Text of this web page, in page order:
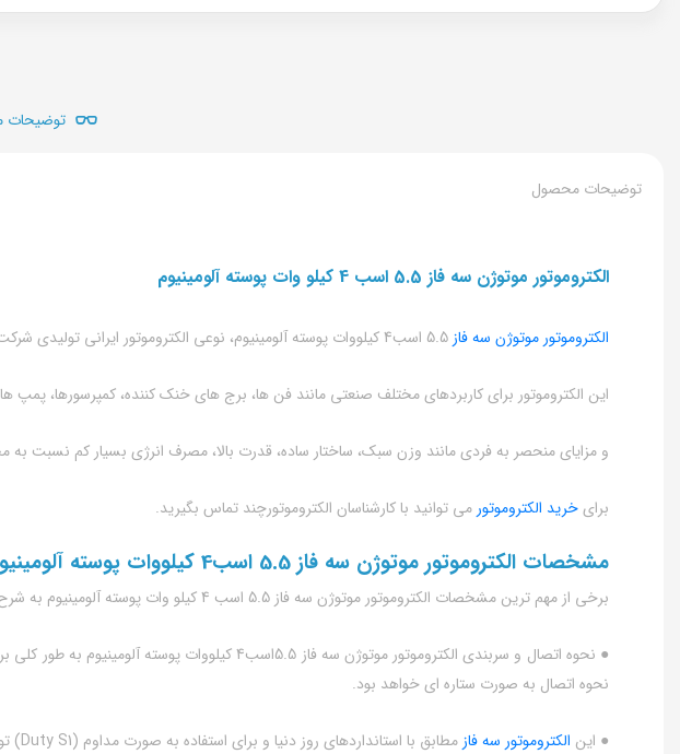
توضیحات محصول
الکتروموتور موتوژن سه فاز 5.5 اسب 4 کیلو وات پوسته آلومینیوم
الکتروموتور موتوژن سه فاز
این الکتروموتور برای کاربردهای مختلف صنعتی مانند فن ها، برج های خنک کننده، کمپرسورها،
و مزایای منحصر به فردی مانند وزن سبک، ساختار ساده، قدرت بالا، مصرف انرژی بسیار کم نسبت به
برایخرید الکتروموتور می توانید با کارشناسان الکتروموتورچند تماس بگیرید.
مشخصات الکتروموتور موتوژن سه فاز 5.5 اسب4 کیلووات پوسته آلومینیوم
برخی از مهم ترین مشخصات الکتروموتور موتوژن سه فاز 5.5 اسب 4 کیلو وات پوسته آلومینیوم به شرح زیر است:
نحوه اتصال به صورت ستاره ای خواهد بود.
● این الکتروموتور سه فاز مطابق با استانداردهای روز دنیا و برای استفاده به صورت مداوم (Duty S1) تولید شده است.